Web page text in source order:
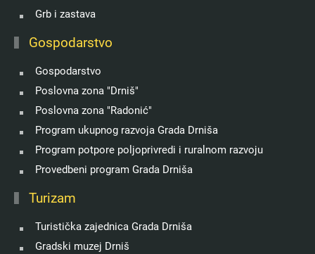
Grb i zastava
Gospodarstvo
Gospodarstvo
Poslovna zona "Drniš"
Poslovna zona "Radonić"
Program ukupnog razvoja Grada Drniša
Program potpore poljoprivredi i ruralnom razvoju
Provedbeni program Grada Drniša
Turizam
Turistička zajednica Grada Drniša
Gradski muzej Drniš